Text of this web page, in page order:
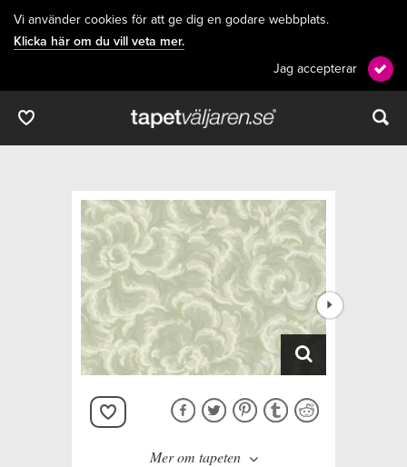
Vi använder cookies för att ge dig en godare webbplats.
Klicka här om du vill veta mer.
Jag accepterar
Mer om tapeten